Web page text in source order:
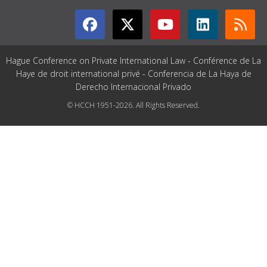
Hague Conference on Private International Law - Conférence de La
Haye de droit international privé - Conferencia de La Haya de
Derecho Internacional Privado
© HCCH 1951-2026. All Rights Reserved.